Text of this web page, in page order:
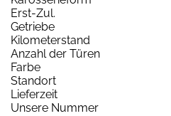
Erst-Zul.
Getriebe
Kilometerstand
Anzahl der Türen
Farbe
Standort
Lieferzeit
Unsere Nummer